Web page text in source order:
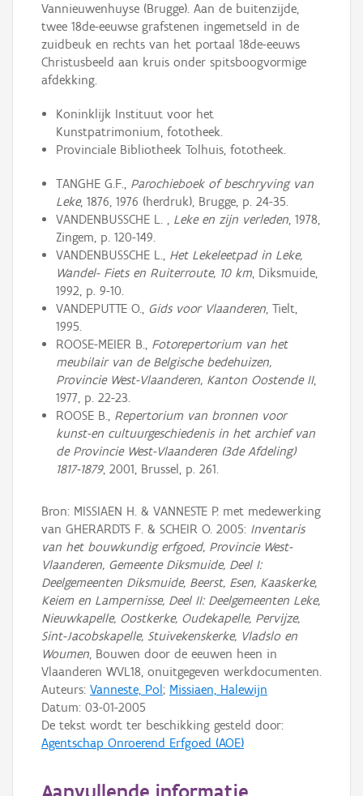
Vannieuwenhuyse (Brugge). Aan de buitenzijde,
twee 18de-eeuwse grafstenen ingemetseld in de
zuidbeuk en rechts van het portaal 18de-eeuws
Christusbeeld aan kruis onder spitsboogvormige
afdekking.
Koninklijk Instituut voor het
Kunstpatrimonium, fototheek.
Provinciale Bibliotheek Tolhuis, fototheek.
TANGHE G.F., Parochieboek of beschryving van
Leke, 1876, 1976 (herdruk), Brugge, p. 24-35.
VANDENBUSSCHE L. , Leke en zijn verleden, 1978,
Zingem, p. 120-149.
VANDENBUSSCHE L., Het Lekeleetpad in Leke,
Wandel- Fiets en Ruiterroute, 10 km, Diksmuide,
1992, p. 9-10.
VANDEPUTTE O., Gids voor Vlaanderen, Tielt,
1995.
ROOSE-MEIER B., Fotorepertorium van het
meubilair van de Belgische bedehuizen,
Provincie West-Vlaanderen, Kanton Oostende II,
1977, p. 22-23.
ROOSE B., Repertorium van bronnen voor
kunst-en cultuurgeschiedenis in het archief van
de Provincie West-Vlaanderen (3de Afdeling)
1817-1879, 2001, Brussel, p. 261.
Bron: MISSIAEN H. & VANNESTE P. met medewerking
van GHERARDTS F. & SCHEIR O. 2005: Inventaris
van het bouwkundig erfgoed, Provincie West-
Vlaanderen, Gemeente Diksmuide, Deel I:
Deelgemeenten Diksmuide, Beerst, Esen, Kaaskerke,
Keiem en Lampernisse, Deel II: Deelgemeenten Leke,
Nieuwkapelle, Oostkerke, Oudekapelle, Pervijze,
Sint-Jacobskapelle, Stuivekenskerke, Vladslo en
Woumen, Bouwen door de eeuwen heen in
Vlaanderen WVL18, onuitgegeven werkdocumenten.
Auteurs: Vanneste, Pol; Missiaen, Halewijn
Datum: 03-01-2005
De tekst wordt ter beschikking gesteld door:
Agentschap Onroerend Erfgoed (AOE)
Aanvullende informatie